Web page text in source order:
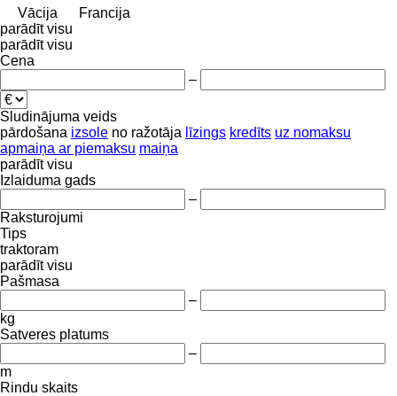
Vācija
Francija
parādīt visu
parādīt visu
Cena
–
Sludinājuma veids
pārdošana izsole no ražotāja līzings kredīts uz nomaksu
apmaiņa ar piemaksu maiņa
parādīt visu
Izlaiduma gads
–
Raksturojumi
Tips
traktoram
parādīt visu
Pašmasa
–
kg
Satveres platums
–
m
Rindu skaits